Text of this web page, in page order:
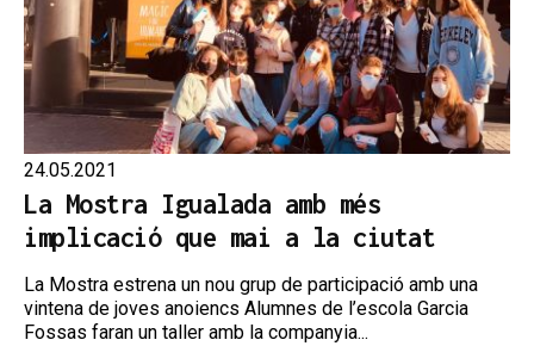
24.05.2021
La Mostra Igualada amb més
implicació que mai a la ciutat
La Mostra estrena un nou grup de participació amb una
vintena de joves anoiencs Alumnes de l’escola Garcia
Fossas faran un taller amb la companyia...